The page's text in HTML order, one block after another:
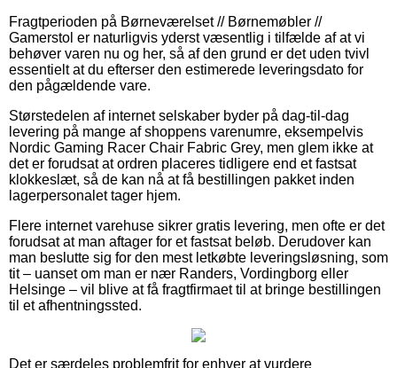
Fragtperioden på Børneværelset // Børnemøbler //
Gamerstol er naturligvis yderst væsentlig i tilfælde af at vi
behøver varen nu og her, så af den grund er det uden tvivl
essentielt at du efterser den estimerede leveringsdato for
den pågældende vare.
Størstedelen af internet selskaber byder på dag-til-dag
levering på mange af shoppens varenumre, eksempelvis
Nordic Gaming Racer Chair Fabric Grey, men glem ikke at
det er forudsat at ordren placeres tidligere end et fastsat
klokkeslæt, så de kan nå at få bestillingen pakket inden
lagerpersonalet tager hjem.
Flere internet varehuse sikrer gratis levering, men ofte er det
forudsat at man aftager for et fastsat beløb. Derudover kan
man beslutte sig for den mest letkøbte leveringsløsning, som
tit – uanset om man er nær Randers, Vordingborg eller
Helsinge – vil blive at få fragtfirmaet til at bringe bestillingen
til et afhentningssted.
Det er særdeles problemfrit for enhver at vurdere